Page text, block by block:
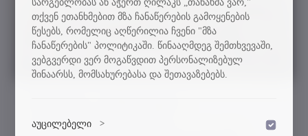
კორპორაციას“ შორის
სარგებლობას ან აჭერთ ღილაკს „თანახმა ვარ,"
თქვენ ეთანხმებით მზა ჩანაწერების გამოყენების
წესებს, რომელიც აღწერილია ჩვენი "მზა
ჩანაწერების" პოლიტიკაში. წინააღმდეგ შემთხვევაში,
ვებგვერდი ვერ მოგაწვდით პერსონალიზებულ
შინაარსს, მომსახურებასა და შეთავაზებებს.
აუცილებელი >
დაშვება